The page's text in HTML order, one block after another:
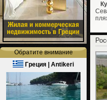
Обратите внимание
Греция | Antikeri